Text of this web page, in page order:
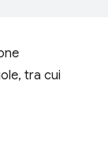
tra cui